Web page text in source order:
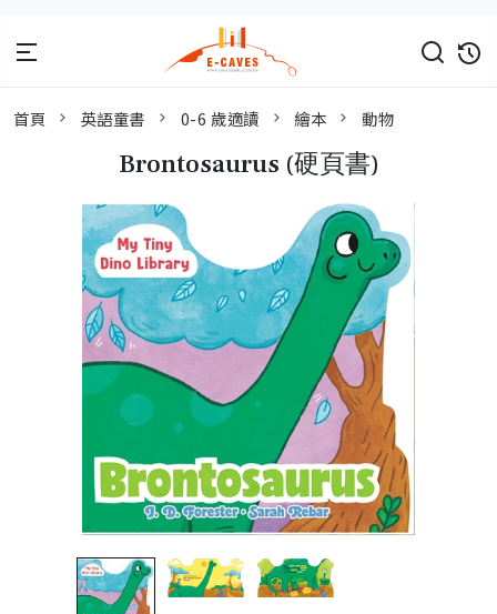
首頁 英語童書 0-6 歲適讀 繪本 動物
Brontosaurus (硬頁書)